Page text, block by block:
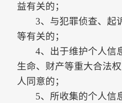
益有关的；
3、与犯罪侦查、起
等有关的；
4、出于维护个人信
生命、财产等重大合法
人同意的；
5、所收集的个人信